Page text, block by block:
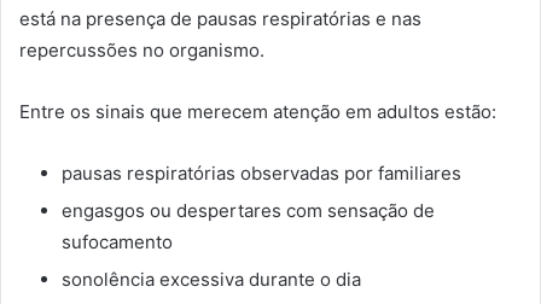
está na presença de pausas respiratórias e nas
repercussões no organismo.
Entre os sinais que merecem atenção em adultos estão:
pausas respiratórias observadas por familiares
engasgos ou despertares com sensação de
sufocamento
sonolência excessiva durante o dia